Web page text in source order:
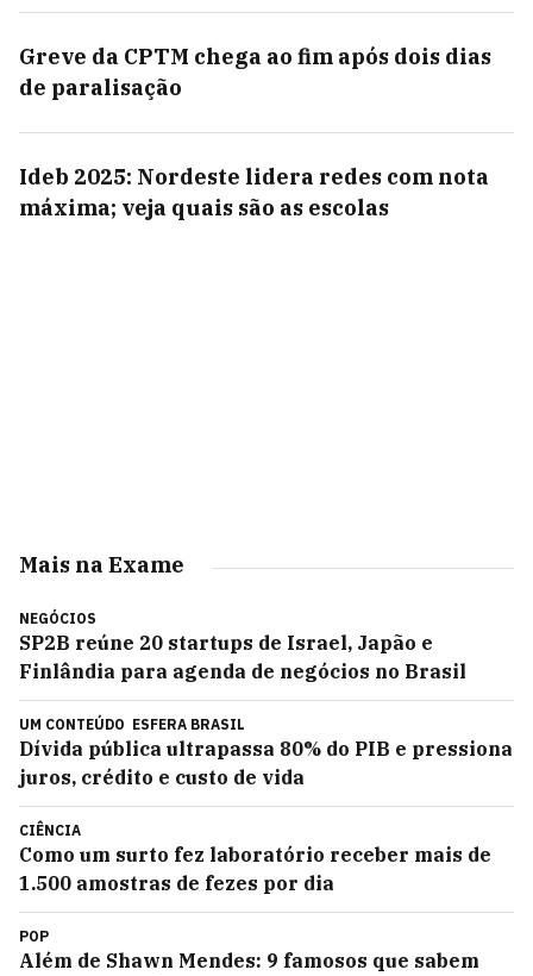
Greve da CPTM chega ao fim após dois dias
de paralisação
Ideb 2025: Nordeste lidera redes com nota
máxima; veja quais são as escolas
Mais na Exame
NEGÓCIOS
SP2B reúne 20 startups de Israel, Japão e
Finlândia para agenda de negócios no Brasil
UM CONTEÚDO ESFERA BRASIL
Dívida pública ultrapassa 80% do PIB e pressiona
juros, crédito e custo de vida
CIÊNCIA
Como um surto fez laboratório receber mais de
1.500 amostras de fezes por dia
POP
Além de Shawn Mendes: 9 famosos que sabem